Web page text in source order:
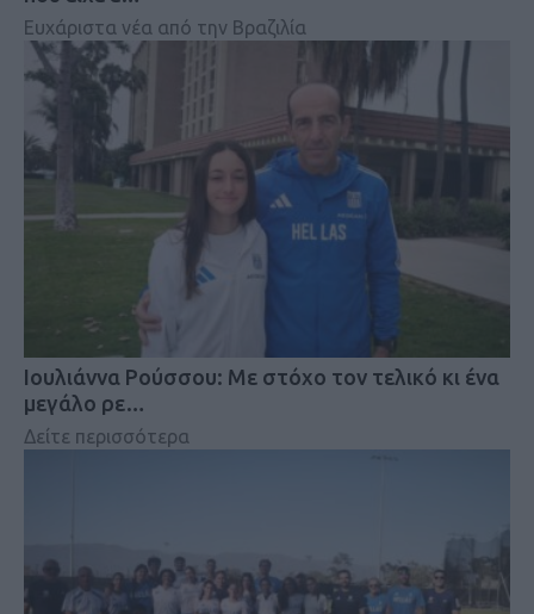
Ευχάριστα νέα από την Βραζιλία
Iουλιάννα Ρούσσου: Με στόχο τον τελικό κι ένα
μεγάλο ρε…
Δείτε περισσότερα